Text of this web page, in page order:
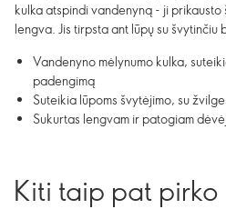
kulka atspindi vandenyną - ji
lengva. Jis tirpsta ant lūpų su
Vandenyno mėlynumo kulka,
padengimą
Suteikia lūpoms švytėjimo, su
Sukurtas lengvam ir patogiam
Kiti taip pat pirko